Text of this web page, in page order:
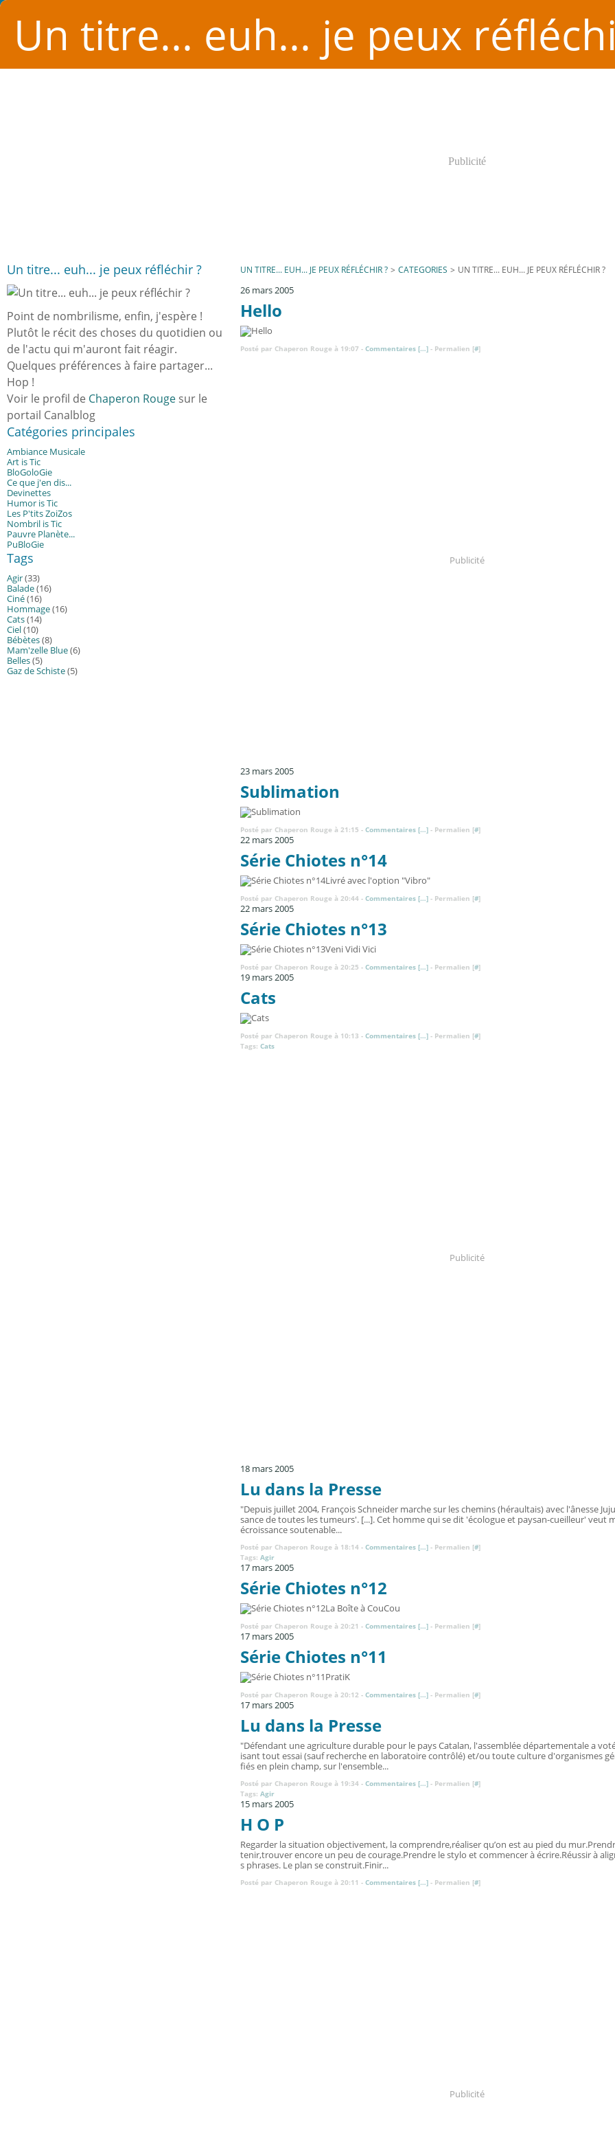
Un titre... euh... je peux
Publicité
Un titre... euh... je peux réfléchir ?
Point de nombrilisme, enfin, j'espère !
Plutôt le récit des choses du quotidien ou
de l'actu qui m'auront fait réagir.
Quelques préférences à faire partager...
Hop !
Voir le profil de Chaperon Rouge sur le
portail Canalblog
Catégories principales
Ambiance Musicale
Art is Tic
BloGoloGie
Ce que j'en dis...
Devinettes
Humor is Tic
Les P'tits ZoiZos
Nombril is Tic
Pauvre Planète...
PuBloGie
Tags
Agir(33)
Balade(16)
Ciné(16)
Hommage(16)
Cats(14)
Ciel(10)
Bébètes(8)
Mam'zelle Blue(6)
Belles(5)
Gaz de Schiste(5)
UN TITRE... EUH... JE PEUX RÉFLÉCHIR ? > CATEGORIES > UN TITRE... EUH... JE PEUX RÉFLÉCHIR ?
26 mars 2005
Hello
Posté par Chaperon Rouge à 19:07 - Commentaires […] - Permalien [#]
Publicité
23 mars 2005
Sublimation
Posté par Chaperon Rouge à 21:15 - Commentaires […] - Permalien [#]
22 mars 2005
Série Chiotes n°14
Livré avec l'option "Vibro"
Posté par Chaperon Rouge à 20:44 - Commentaires […] - Permalien [#]
22 mars 2005
Série Chiotes n°13
Veni Vidi Vici
Posté par Chaperon Rouge à 20:25 - Commentaires […] - Permalien [#]
19 mars 2005
Cats
Posté par Chaperon Rouge à 10:13 - Commentaires […] - Permalien [#]
Tags: Cats
Publicité
18 mars 2005
Lu dans la Presse
"Depuis juillet 2004, François Schneider marche sur les chemins (héraultais) avec l'ânesse
sance de toutes les tumeurs'. [...]. Cet homme qui se dit 'écologue et paysan-cueilleur' veut
écroissance soutenable...
Posté par Chaperon Rouge à 18:14 - Commentaires […] - Permalien [#]
Tags: Agir
17 mars 2005
Série Chiotes n°12
La Boîte à CouCou
Posté par Chaperon Rouge à 20:21 - Commentaires […] - Permalien [#]
17 mars 2005
Série Chiotes n°11
PratiK
Posté par Chaperon Rouge à 20:12 - Commentaires […] - Permalien [#]
17 mars 2005
Lu dans la Presse
"Défendant une agriculture durable pour le pays Catalan, l'assemblée départementale a
isant tout essai (sauf recherche en laboratoire contrôlé) et/ou toute culture d'organismes
fiés en plein champ, sur l'ensemble...
Posté par Chaperon Rouge à 19:34 - Commentaires […] - Permalien [#]
Tags: Agir
15 mars 2005
H O P
Regarder la situation objectivement, la comprendre,réaliser qu’on est au pied du
tenir,trouver encore un peu de courage.Prendre le stylo et commencer à écrire.Réussir à
s phrases. Le plan se construit.Finir...
Posté par Chaperon Rouge à 20:11 - Commentaires […] - Permalien [#]
Publicité